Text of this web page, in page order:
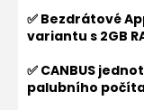
✅ Bezdrátové
variantu s 2GB
✅ CANBUS
palubního